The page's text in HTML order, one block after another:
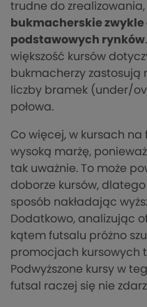
trudne do
bukmacherskie
podstawowych rynków
większość kursów
bukmacherzy zastosują
liczby bramek (under/
połowa.
Co więcej, w kursach
wysoką marżę,
tak uważnie. To może
doborze kursów,
sposób nakładając
Dodatkowo, analizując
kątem futsalu próżno
promocjach kursowych
Podwyższone kursy w
futsal raczej się nie